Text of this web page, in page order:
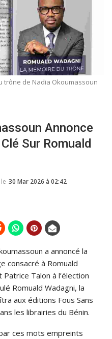
trône de Nadia Okoumassoun
Annonce
Sur Romuald
30 Mar 2026 à 02:42
a annoncé la
consacré à Romuald
Talon à l’élection
Romuald Wadagni, la
aux éditions Fous Sans
les librairies du Bénin.
par ces mots empreints